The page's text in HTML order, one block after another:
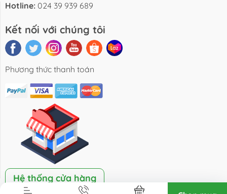
Hotline: 024 39 939 689
Kết nối với chúng tôi
Phương thức thanh toán
Hệ thống cửa hàng